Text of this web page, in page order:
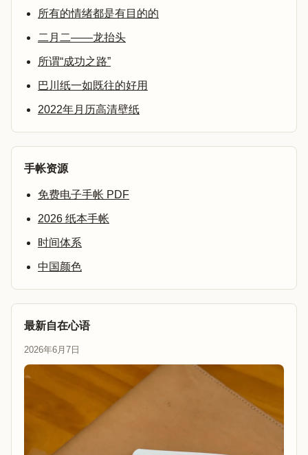
所有的情绪都是有目的的
二月二——龙抬头
所谓“成功之路”
巴川纸一如既往的好用
2022年月历高清壁纸
手帐资源
免费电子手帐 PDF
2026 纸本手帐
时间体系
中国颜色
最新自在心语
2026年6月7日